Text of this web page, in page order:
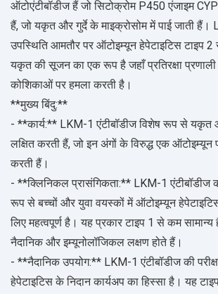
ऑटोएंटीबॉडीज हैं जो सिटोक्रोम P450 एंजाइम
हैं, जो यकृत और गुर्दे के माइक्रोसोम में पाई जाती हैं।
उपस्थिति आमतौर पर ऑटोइम्यून हेपेटाइटिस टाइप 2
यकृत की सूजन का एक रूप है जहाँ प्रतिरक्षा
कोशिकाओं पर हमला करती है।
**मुख्य बिंदु:**
- **कार्य:** LKM-1 एंटीबॉडीज विशेष रूप से यकृत
लक्षित करती हैं, जो इन अंगों के विरुद्ध एक ऑटोइम्यून
करती हैं।
- **क्लिनिकल प्रासंगिकता:** LKM-1 एंटीबॉडीज
रूप से बच्चों और युवा वयस्कों में ऑटोइम्यून
लिए महत्वपूर्ण है। यह प्रकार टाइप 1 से कम
नैदानिक और इम्यूनोलॉजिकल लक्षण होते हैं।
- **नैदानिक उपयोग:** LKM-1 एंटीबॉडीज की
हेपेटाइटिस के निदान कार्यअप का हिस्सा है। यह